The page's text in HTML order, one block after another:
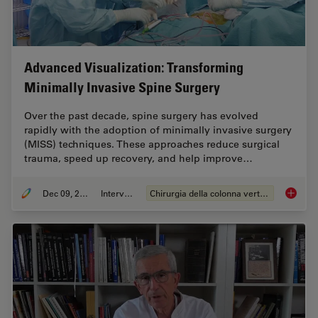
Advanced Visualization: Transforming
Minimally Invasive Spine Surgery
Over the past decade, spine surgery has evolved
rapidly with the adoption of minimally invasive surgery
(MISS) techniques. These approaches reduce surgical
trauma, speed up recovery, and help improve…
Dec 09, 2025 Intervista Chirurgia della colonna vertebrale